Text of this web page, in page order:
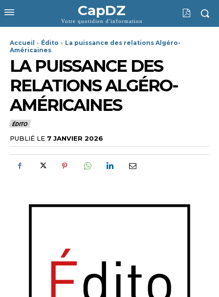
CapDZ
Votre quotidien d'information
Accueil Édito
La puissance des relations Algéro-
Américaines
LA PUISSANCE DES
RELATIONS ALGÉRO-
AMÉRICAINES
ÉDITO
PUBLIÉ LE 7 JANVIER 2026